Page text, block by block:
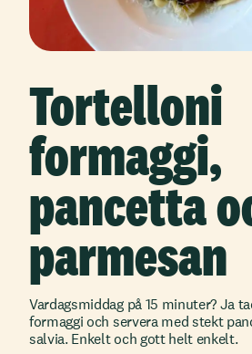
Tortelloni
formaggi,
pancetta
parmesan
Vardagsmiddag på 15 minuter? Ja
formaggi och servera med stekt
salvia. Enkelt och gott helt enkelt.